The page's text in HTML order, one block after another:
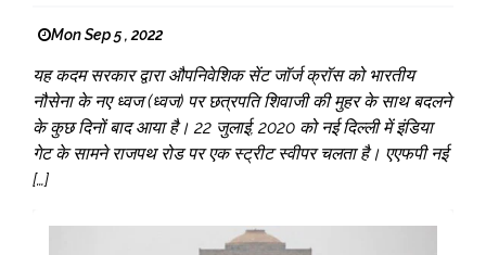
Mon Sep 5 , 2022
यह कदम सरकार द्वारा औपनिवेशिक सेंट जॉर्ज क्रॉस को भारतीय
नौसेना के नए ध्वज (ध्वज) पर छत्रपति शिवाजी की मुहर के साथ बदलने
के कुछ दिनों बाद आया है। 22 जुलाई, 2020 को नई दिल्ली में इंडिया
गेट के सामने राजपथ रोड पर एक स्ट्रीट स्वीपर चलता है। एएफपी नई
[…]